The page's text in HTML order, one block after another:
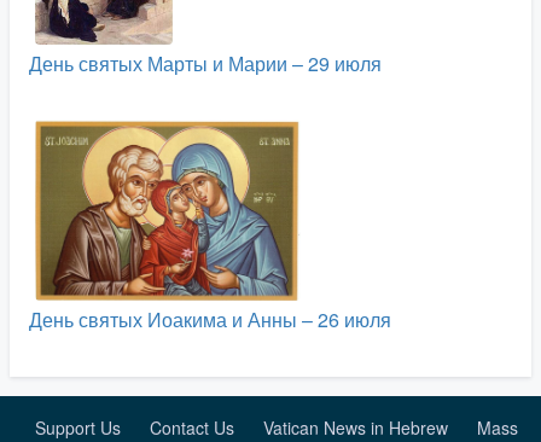
День святых Марты и Марии – 29 июля
День святых Иоакима и Анны – 26 июля
Support Us Contact Us Vatican News in Hebrew Mass